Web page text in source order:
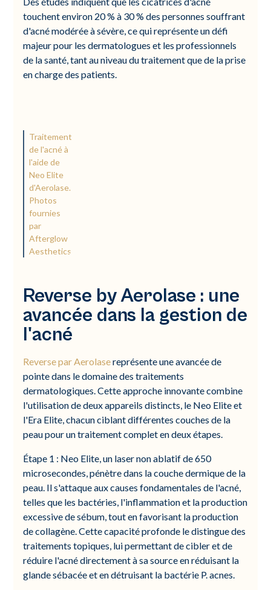
touchent environ 20 % à 30 % des personnes souffrant
d'acné modérée à sévère, ce qui représente un défi
majeur pour les dermatologues et les professionnels
de la santé, tant au niveau du traitement que de la prise
en charge des patients.
Traitement
de l'acné à
l'aide de
Neo Elite
d'Aerolase.
Photos
fournies
par
Afterglow
Aesthetics
Reverse by Aerolase : une
avancée dans la gestion de
l'acné
Reverse par Aerolasereprésente une avancée de
pointe dans le domaine des traitements
dermatologiques. Cette approche innovante combine
l'utilisation de deux appareils distincts, le Neo Elite et
l'Era Elite, chacun ciblant différentes couches de la
peau pour un traitement complet en deux étapes.
Étape 1 : Neo Elite, un laser non ablatif de 650
microsecondes, pénètre dans la couche dermique de la
peau. Il s'attaque aux causes fondamentales de l'acné,
telles que les bactéries, l'inflammation et la production
excessive de sébum, tout en favorisant la production
de collagène. Cette capacité profonde le distingue des
traitements topiques, lui permettant de cibler et de
réduire l'acné directement à sa source en réduisant la
glande sébacée et en détruisant la bactérie P. acnes.